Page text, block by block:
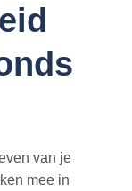
van je
mee in